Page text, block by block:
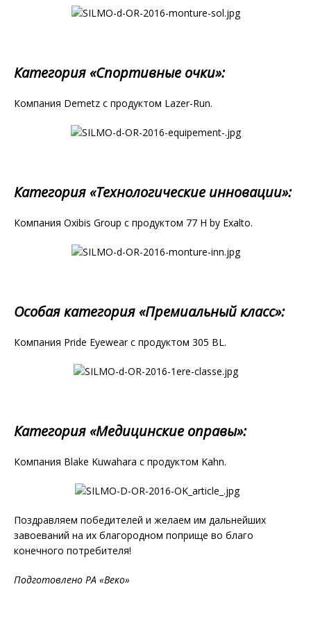
Категория «Спортивные очки»:
Компания Demetz с продуктом Lazer-Run.
Категория «Технологические инновации»:
Компания Oxibis Group с продуктом 77 H by Exalto.
Особая категория «Премиальный класс»:
Компания Pride Eyewear с продуктом 305 BL.
Категория «Медицинские оправы»:
Компания Blake Kuwahara с продуктом Kahn.
Поздравляем победителей и желаем им дальнейших
завоеваний на их благородном поприще во благо
конечного потребителя!
Подготовлено РА «Веко»